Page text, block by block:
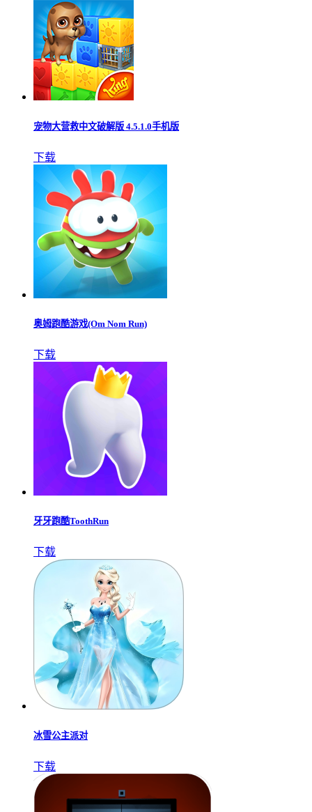
宠物大营救中文破解版 4.5.1.0手机版
下载
奥姆跑酷游戏(Om Nom Run)
下载
牙牙跑酷ToothRun
下载
冰雪公主派对
下载